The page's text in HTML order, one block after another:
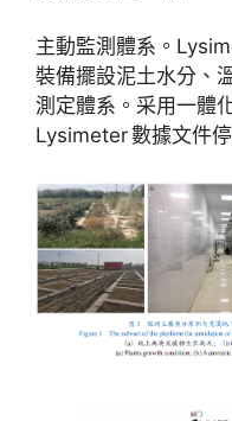
主動監測體系。
裝備擺設泥土水分、
測定體系。采用一體
Lysimeter 數據文件